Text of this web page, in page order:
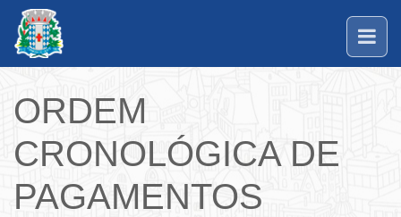
ORDEM
CRONOLÓGICA DE
PAGAMENTOS